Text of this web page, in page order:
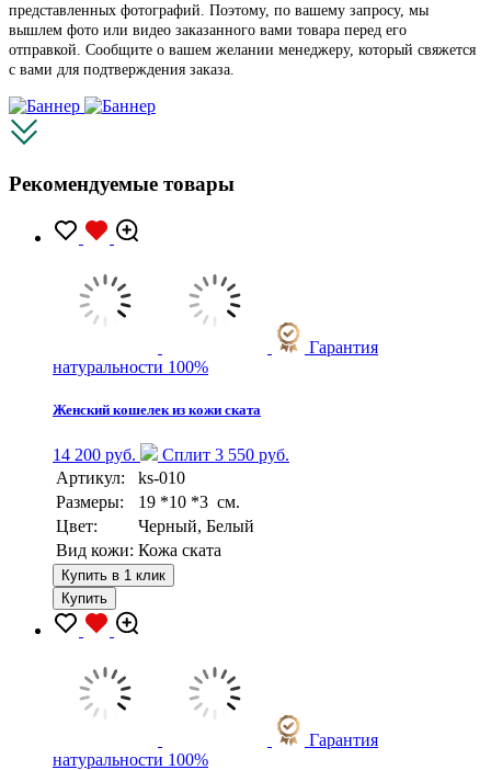
представленных фотографий. Поэтому, по вашему запросу, мы
вышлем фото или видео заказанного вами товара перед его
отправкой. Сообщите о вашем желании менеджеру, который свяжется
с вами для подтверждения заказа.
Рекомендуемые товары
Гарантия
натуральности 100%
Женский кошелек из кожи ската
14 200 руб.
Сплит 3 550 руб.
Артикул:
ks-010
Размеры:
19 *10 *3 см.
Цвет:
Черный, Белый
Вид кожи: Кожа ската
Купить в 1 клик
Купить
Гарантия
натуральности 100%